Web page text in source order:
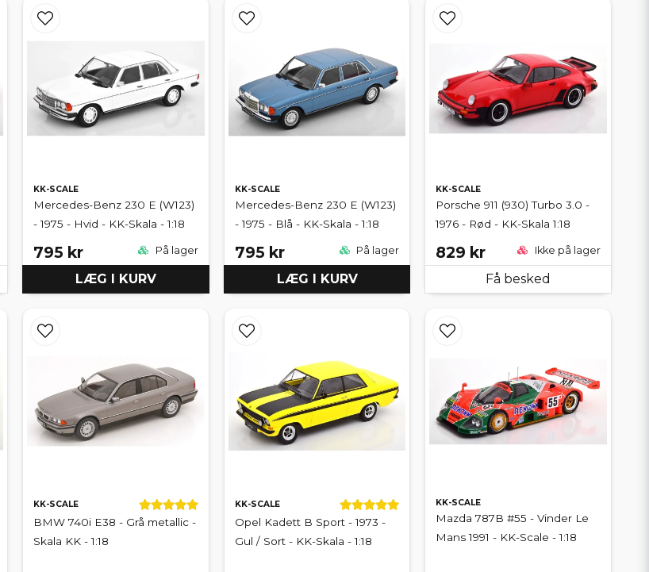
KK-SCALE
Mercedes-Benz 230 E (W123)
- 1975 - Hvid - KK-Skala - 1:18
795 kr På lager
LÆG I KURV
KK-SCALE
Mercedes-Benz 230 E (W123)
- 1975 - Blå - KK-Skala - 1:18
795 kr På lager
LÆG I KURV
KK-SCALE
Porsche 911 (930) Turbo 3.0 -
1976 - Rød - KK-Skala 1:18
829 kr Ikke på lager
Få besked
KK-SCALE
BMW 740i E38 - Grå metallic -
Skala KK - 1:18
KK-SCALE
Opel Kadett B Sport - 1973 -
Gul / Sort - KK-Skala - 1:18
KK-SCALE
Mazda 787B #55 - Vinder Le
Mans 1991 - KK-Scale - 1:18